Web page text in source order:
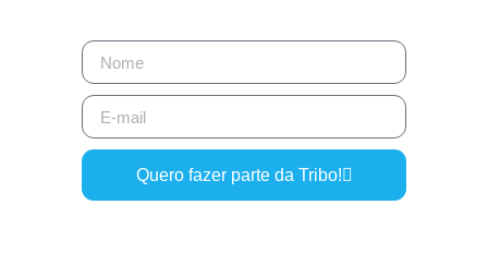
Quero fazer parte da Tribo!